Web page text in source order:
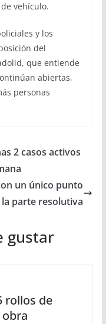
vehículo.
y los
del
que entiende
abiertas,
personas
2 casos activos
un único punto
parte resolutiva
gustar
rollos de